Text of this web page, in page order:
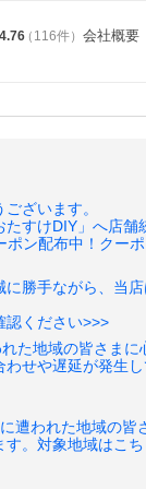
4.76（ 116件） 会社概要
ざいます。
すけDIY」へ店
ン配布中！クー
勝手ながら、当
認ください>>>
た地域の皆さまに
せや遅延が発生し
われた地域の皆
。対象地域はこ